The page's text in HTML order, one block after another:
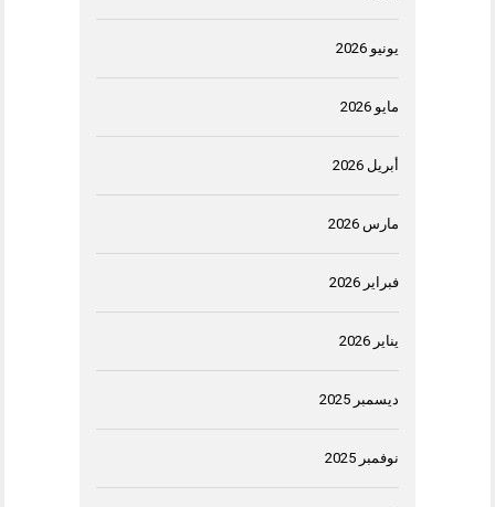
يونيو 2026
مايو 2026
أبريل 2026
مارس 2026
فبراير 2026
يناير 2026
ديسمبر 2025
نوفمبر 2025